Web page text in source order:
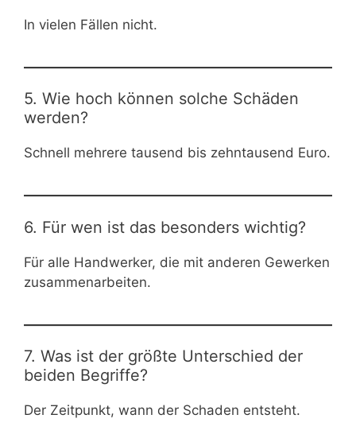
In vielen Fällen nicht.
5. Wie hoch können solche Schäden
werden?
Schnell mehrere tausend bis zehntausend Euro.
6. Für wen ist das besonders wichtig?
Für alle Handwerker, die mit anderen Gewerken
zusammenarbeiten.
7. Was ist der größte Unterschied der
beiden Begriffe?
Der Zeitpunkt, wann der Schaden entsteht.